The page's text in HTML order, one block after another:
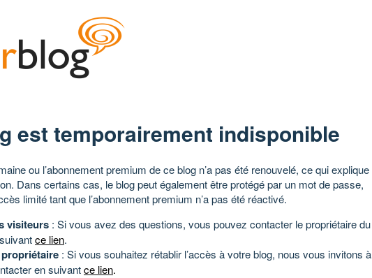
est temporairement indisponible
ou l’abonnement premium de ce blog n’a pas été renouvelé, ce qui explique
Dans certains cas, le blog peut également être protégé par un mot de passe,
limité tant que l’abonnement premium n’a pas été réactivé.
visiteurs : Si vous avez des questions, vous pouvez contacter le propriétaire du
ce lien.
: Si vous souhaitez rétablir l’accès à votre blog, nous vous invitons à
en suivantce lien.